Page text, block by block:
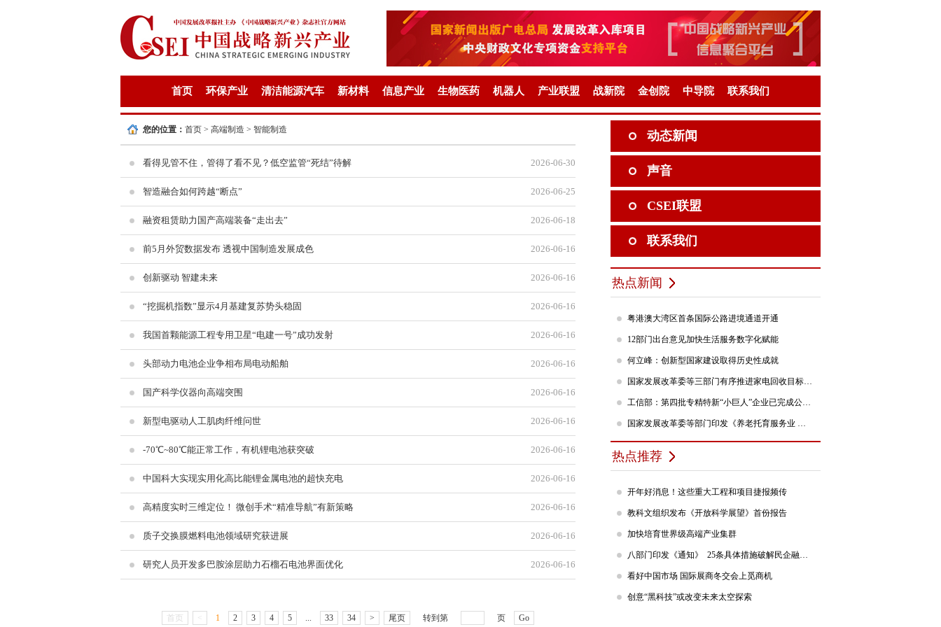
首页 环保产业 清洁能源汽车 新材料 信息产业 生物医药 机器人 产业联盟 战新院 金创院 中导院 联系我们
您的位置： 首页 > 高端制造 > 智能制造
2026-06-30
看得见管不住，管得了看不见？低空监管“死结”待解
2026-06-25
智造融合如何跨越“断点”
2026-06-18
融资租赁助力国产高端装备“走出去”
2026-06-16
前5月外贸数据发布 透视中国制造发展成色
2026-06-16
创新驱动 智建未来
2026-06-16
“挖掘机指数”显示4月基建复苏势头稳固
2026-06-16
我国首颗能源工程专用卫星“电建一号”成功发射
2026-06-16
头部动力电池企业争相布局电动船舶
2026-06-16
国产科学仪器向高端突围
2026-06-16
新型电驱动人工肌肉纤维问世
2026-06-16
-70℃~80℃能正常工作，有机锂电池获突破
2026-06-16
中国科大实现实用化高比能锂金属电池的超快充电
2026-06-16
高精度实时三维定位！ 微创手术“精准导航”有新策略
2026-06-16
质子交换膜燃料电池领域研究获进展
2026-06-16
研究人员开发多巴胺涂层助力石榴石电池界面优化
首页 < 1 2 3 4 5 ... 33 34 > 尾页 转到第 页 Go
动态新闻
声音
CSEI联盟
联系我们
热点新闻
粤港澳大湾区首条国际公路进境通道开通
12部门出台意见加快生活服务数字化赋能
何立峰：创新型国家建设取得历史性成就
国家发展改革委等三部门有序推进家电回收目标责任制行动
工信部：第四批专精特新“小巨人”企业已完成公示，民营企业占84%
国家发展改革委等部门印发《养老托育服务业 纾困扶持若干政策措施》的通知
热点推荐
开年好消息！这些重大工程和项目捷报频传
教科文组织发布《开放科学展望》首份报告
加快培育世界级高端产业集群
八部门印发《通知》 25条具体措施破解民企融资难题
看好中国市场 国际展商冬交会上觅商机
创意“黑科技”或改变未来太空探索